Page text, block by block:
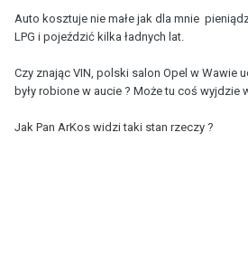
Auto kosztuje nie małe jak dla mnie
LPG i pojeździć kilka ładnych lat.
Czy znając VIN, polski salon Opel w Wawie
były robione w aucie ? Może tu coś wyjdzie
Jak Pan ArKos widzi taki stan rzeczy ?